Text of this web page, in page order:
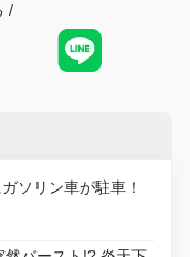
/
ソリン車が駐車！